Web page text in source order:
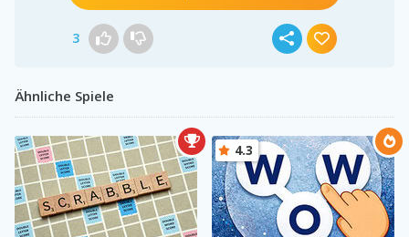
3
Ähnliche Spiele
4.3